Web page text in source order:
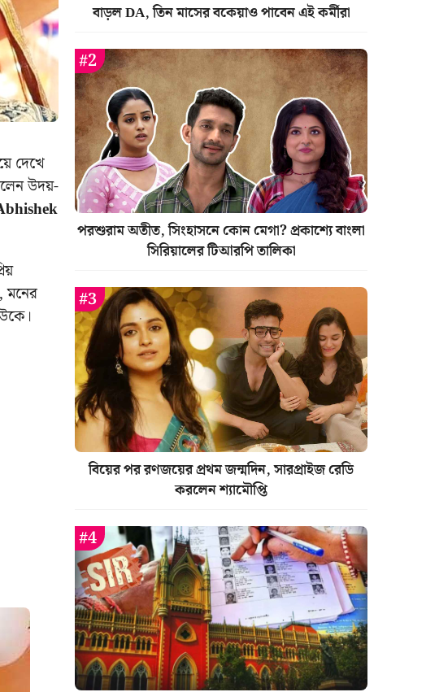
দেখে
উদয়-
মনের
বাড়ল DA, তিন মাসের বকেয়াও পাবেন এই কর্মীরা
পরশুরাম অতীত, সিংহাসনে কোন মেগা? প্রকাশ্যে বাংলা
সিরিয়ালের টিআরপি তালিকা
বিয়ের পর রণজয়ের প্রথম জন্মদিন, সারপ্রাইজ রেডি
করলেন শ্যামৌপ্তি